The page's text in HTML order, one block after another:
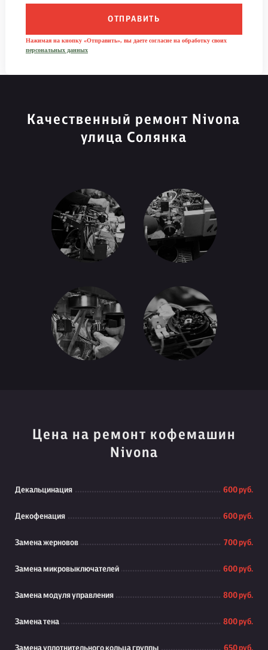
ОТПРАВИТЬ
Нажимая на кнопку «Отправить», вы даете согласие на обработку своих
персональных данных
Качественный ремонт Nivona
улица Солянка
Цена на ремонт кофемашин
Nivona
Декальцинация 600 руб.
Декофенация 600 руб.
Замена жерновов 700 руб.
Замена микровыключателей 600 руб.
Замена модуля управления 800 руб.
Замена тена 800 руб.
Замена уплотнительного кольца группы 650 руб.